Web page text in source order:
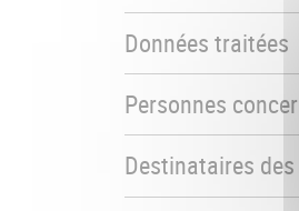
Données traitées
Personnes
Destinataires des